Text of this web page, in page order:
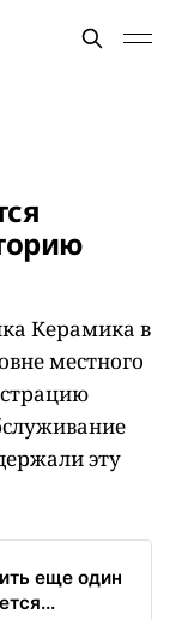
Керамика в
местного
эту
еще один